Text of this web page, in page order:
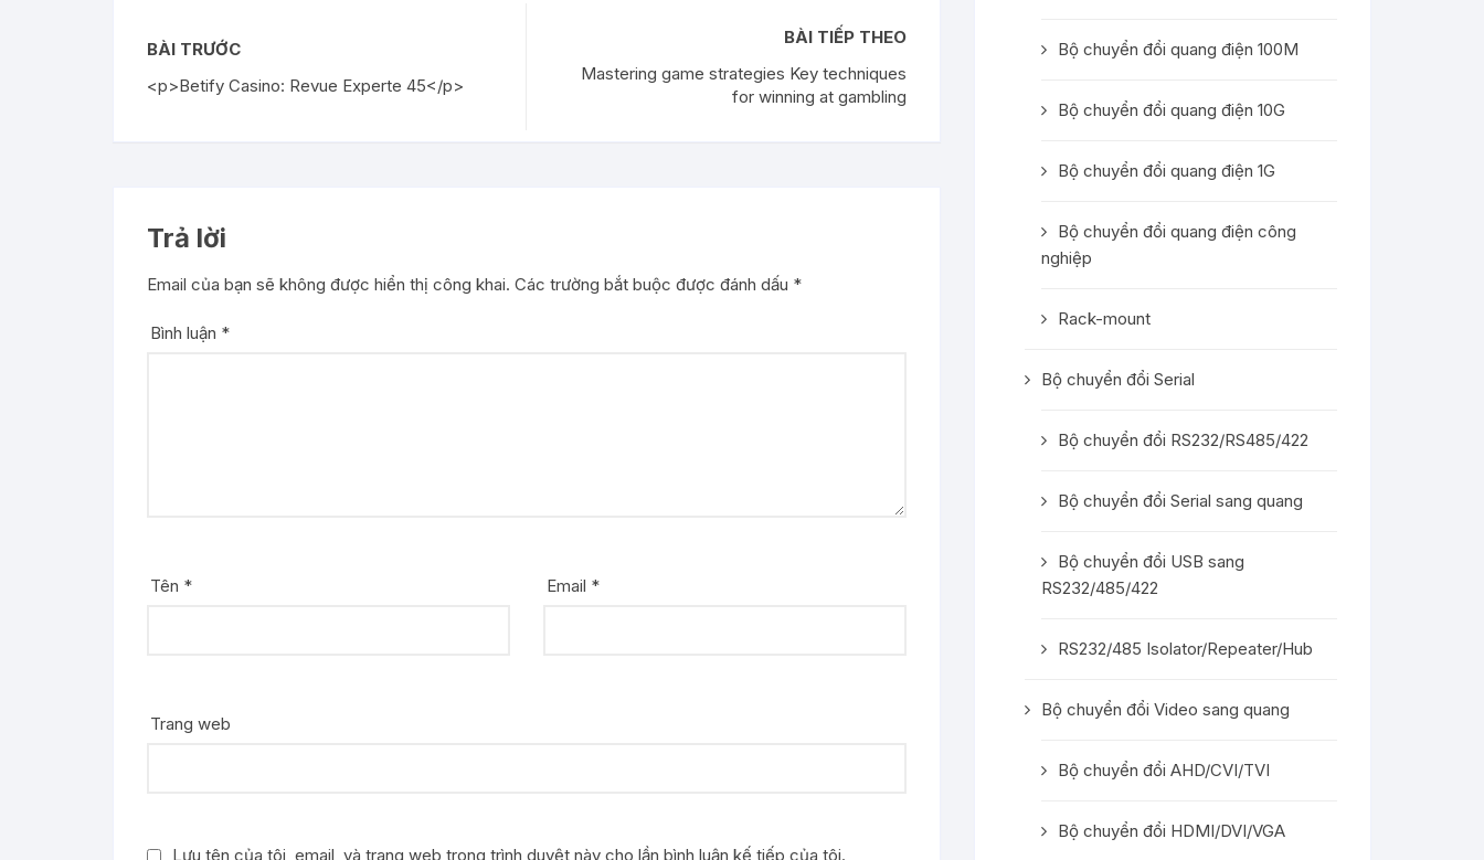
BÀI TRƯỚC
<p>Betify Casino: Revue Experte 45</p>
BÀI TIẾP THEO
Mastering game strategies Key techniques
for winning at gambling
Trả lời
Email của bạn sẽ không được hiển thị công khai. Các trường bắt buộc được đánh dấu *
Bình luận *
Tên * Email *
Trang web
Lưu tên của tôi, email, và trang web trong trình duyệt này cho lần bình luận kế tiếp của tôi.
Bộ chuyển đổi quang điện 100M
Bộ chuyển đổi quang điện 10G
Bộ chuyển đổi quang điện 1G
Bộ chuyển đổi quang điện công
nghiệp
Rack-mount
Bộ chuyển đổi Serial
Bộ chuyển đổi RS232/RS485/422
Bộ chuyển đổi Serial sang quang
Bộ chuyển đổi USB sang
RS232/485/422
RS232/485 Isolator/Repeater/Hub
Bộ chuyển đổi Video sang quang
Bộ chuyển đổi AHD/CVI/TVI
Bộ chuyển đổi HDMI/DVI/VGA